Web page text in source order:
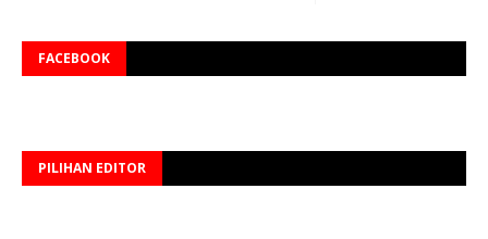
FACEBOOK
PILIHAN EDITOR